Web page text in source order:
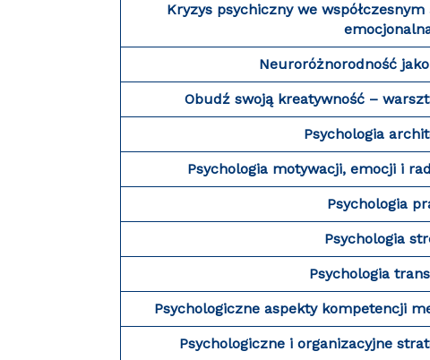
Kryzys psychiczny we
Neuroróżnorodność jako
Obudź swoją kreatywność –
Psychologia
Psychologia motywacji, emocji i
Psychologia
Psychologia
Psychologia
Psychologiczne aspekty kompetencji
Psychologiczne i organizacyjne